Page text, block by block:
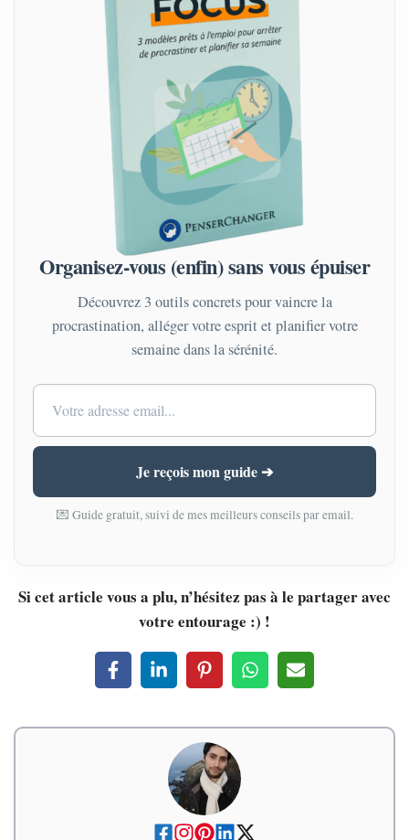
Organisez-vous (enfin) sans vous épuiser
Découvrez 3 outils concrets pour vaincre la
procrastination, alléger votre esprit et planifier votre
semaine dans la sérénité.
Je reçois mon guide ➔
💌 Guide gratuit, suivi de mes meilleurs conseils par email.
Si cet article vous a plu, n’hésitez pas à le partager avec
votre entourage :) !